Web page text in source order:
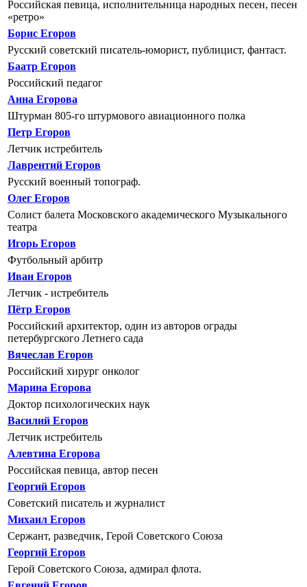
Российская певица, исполнительница народных песен, песен
«ретро»
Борис Егоров
Русский советский писатель-юморист, публицист, фантаст.
Баатр Егоров
Российский педагог
Анна Егорова
Штурман 805-го штурмового авиационного полка
Петр Егоров
Летчик истребитель
Лаврентий Егоров
Русский военный топограф.
Олег Егоров
Солист балета Московского академического Музыкального
театра
Игорь Егоров
Футбольный арбитр
Иван Егоров
Летчик - истребитель
Пётр Егоров
Российский архитектор, один из авторов ограды
петербургского Летнего сада
Вячеслав Егоров
Российский хирург онколог
Марина Егорова
Доктор психологических наук
Василий Егоров
Летчик истребитель
Алевтина Егорова
Российская певица, автор песен
Георгий Егоров
Советский писатель и журналист
Михаил Егоров
Сержант, разведчик, Герой Советского Союза
Георгий Егоров
Герой Советского Союза, адмирал флота.